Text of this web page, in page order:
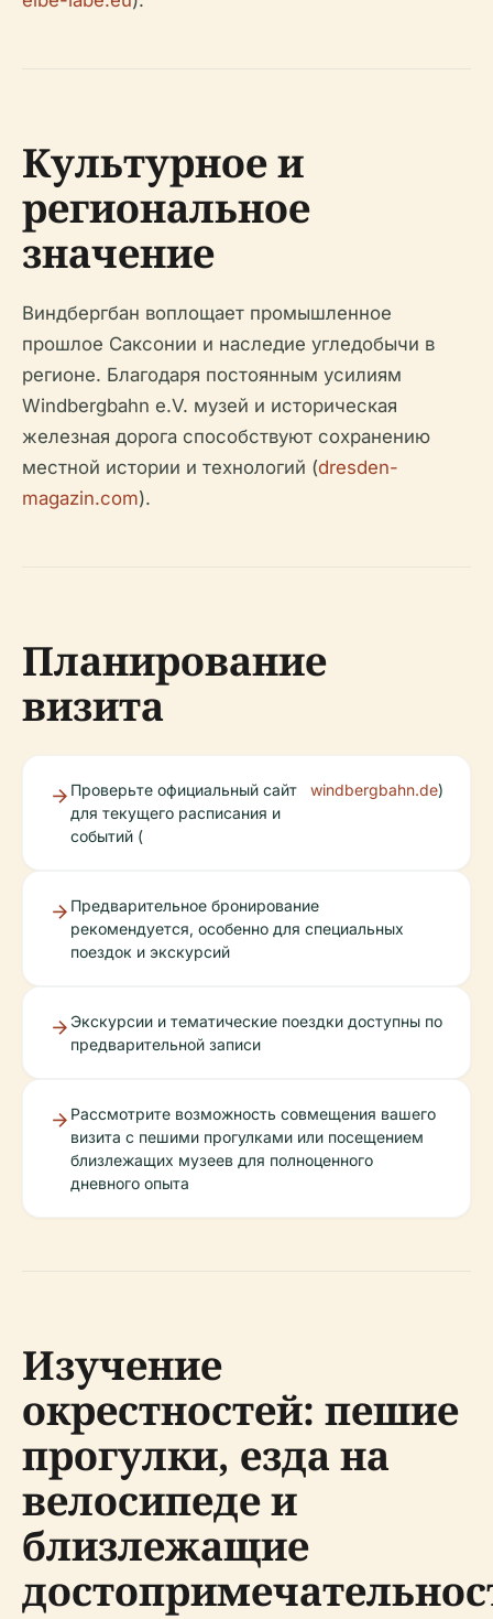
Культурное и
региональное
значение
Виндбергбан воплощает промышленное
прошлое Саксонии и наследие угледобычи в
регионе. Благодаря постоянным усилиям
Windbergbahn e.V. музей и историческая
железная дорога способствуют сохранению
местной истории и технологий (dresden-
magazin.com).
Планирование
визита
Проверьте официальный сайт
для текущего расписания и
событий (
windbergbahn.de)
Предварительное бронирование
рекомендуется, особенно для специальных
поездок и экскурсий
Экскурсии и тематические поездки доступны по
предварительной записи
Рассмотрите возможность совмещения вашего
визита с пешими прогулками или посещением
близлежащих музеев для полноценного
дневного опыта
Изучение
окрестностей: пешие
прогулки, езда на
велосипеде и
близлежащие